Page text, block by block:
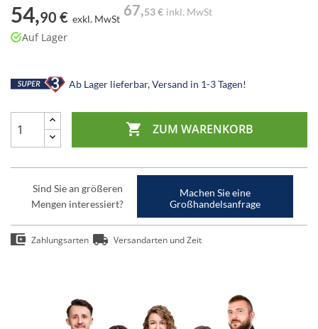
54,90 € exkl. MwSt
67,53 € inkl. MwSt
Auf Lager
Ab Lager lieferbar, Versand in 1-3 Tagen!
 ZUM WARENKORB
Sind Sie an größeren
Mengen interessiert?
Machen Sie eine
Großhandelsanfrage
Zahlungsarten Versandarten und Zeit